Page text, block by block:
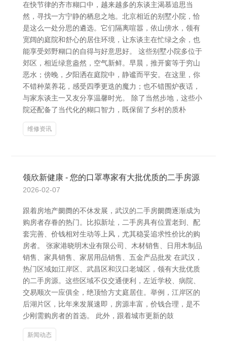
在快节律的齐市糊口中，越来越多的东谈主渴慕追思当
然，寻找一方宁静的栖息之地。北京相近的别墅小院，恰
是这么一处分思的遴选。它们隔离喧嚣，依山傍水，领有
宽阔的庭院和舒心的居住环境，让东谈主在忙绿之余，也
能享受郊野糊口的自得与好意思好。 这些别墅小院多位于
郊区，相近绿意盎然，空气新鲜。早晨，推开窗等于穷山
恶水；傍晚，夕阳洒在庭院中，静谧而平安。在这里，你
不错种菜养花，感受四季更迭的魔力；也不错围炉夜话，
与家东谈主一又友分享温馨时光。 除了当然步地，这些小
院还配备了当代化的糊口智力，既保留了乡村的质朴
维修资讯
领欣新健康 - 您的口罩專家有大批优质的二手房源
2026-02-07
跟着房地产阛阓的不休发展，武汉的二手房阛阓逐渐成为
购房者存眷的热门。比拟新址，二手房具有位置老到、配
套完善、价钱相对生动等上风，尤其稳妥追求性价比的购
房者。 张家港晓明木业有限公司、木材销售、日用木制品
销售、家具销售、家居用品销售、五金产品批发 在武汉，
热门区域如江岸区、武昌区和汉口老城区，领有大批优质
的二手房源。这些区域不仅交通便利，左近学校、病院、
交易顺次一应俱全，绝顶恰方丈庭居住。举例，江岸区的
后湖片区，比年来发展速即，房源丰富，价钱合理，是不
少刚需购房者的首选。 此外，跟着城市更新的鼓
新闻动态